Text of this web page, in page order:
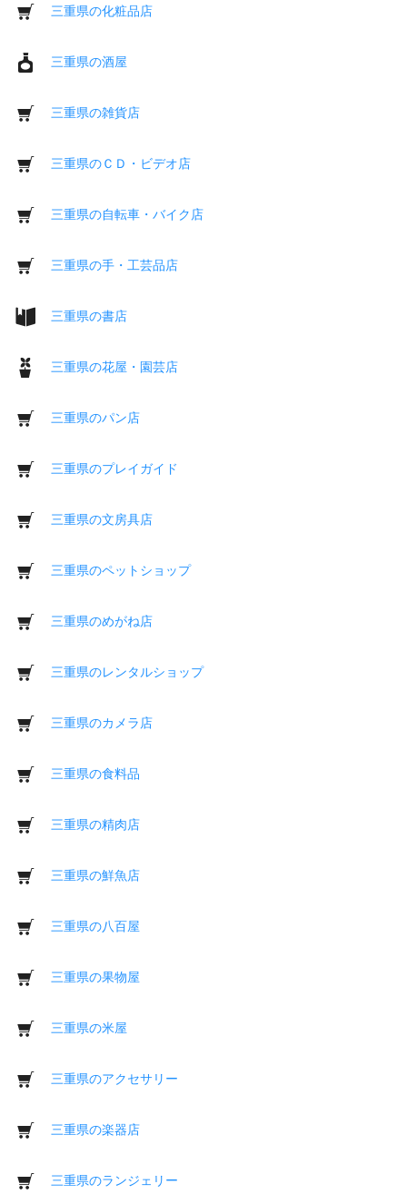
三重県の化粧品店
三重県の酒屋
三重県の雑貨店
三重県のＣＤ・ビデオ店
三重県の自転車・バイク店
三重県の手・工芸品店
三重県の書店
三重県の花屋・園芸店
三重県のパン店
三重県のプレイガイド
三重県の文房具店
三重県のペットショップ
三重県のめがね店
三重県のレンタルショップ
三重県のカメラ店
三重県の食料品
三重県の精肉店
三重県の鮮魚店
三重県の八百屋
三重県の果物屋
三重県の米屋
三重県のアクセサリー
三重県の楽器店
三重県のランジェリー